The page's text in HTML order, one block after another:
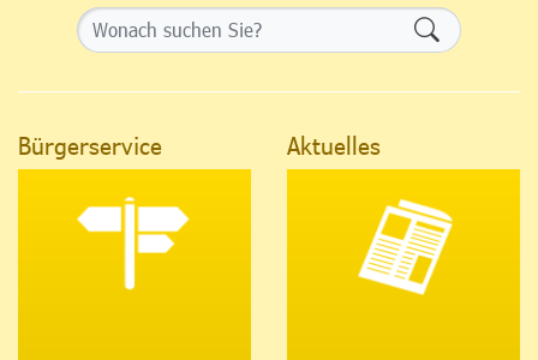
Bürgerservice Aktuelles